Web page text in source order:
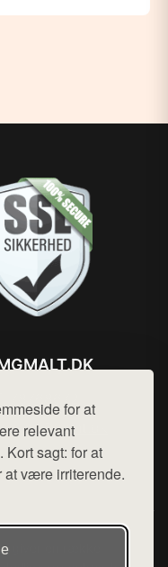
for at
relevant
sagt: for at
at være irriterende.
hej@want.dk
og privatlivspolitik
en række